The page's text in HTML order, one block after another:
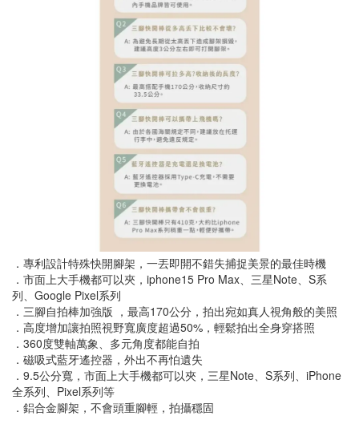
．專利設計特殊快開腳架，一丟即開不錯失捕捉美景的最佳時機
．市面上大手機都可以夾，iphone15 Pro Max、三星Note、S系
列、Google Pixel系列
．三腳自拍棒加強版 ，最高170公分，拍出宛如真人視角般的美照
．高度增加讓拍照視野寬廣度超過50%，輕鬆拍出全身穿搭照
．360度雙軸萬象、多元角度都能自拍
．磁吸式藍牙遙控器，外出不再怕遺失
．9.5公分寬，市面上大手機都可以夾，三星Note、S系列、iPhone
全系列、Pixel系列等
．鋁合金腳架，不會頭重腳輕，拍攝穩固